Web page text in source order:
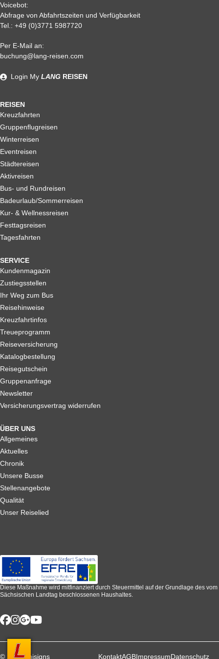
Alle weiteren Stronierungsbedingungen entnehmen Sie bitte
unseren AGB. Wir empfehlen Ihnen den Abschluss einer
Reiserücktrittskostenversicherung
Voicebot:
Abfrage von Abfahrtszeiten und Verfügbarkeit
Tel.: +49 (0)3771 5987720
Per E-Mail an:
buchung@lang-reisen.com
REISEN
Kreuzfahrten
Gruppenflugreisen
Winterreisen
Eventreisen
Städtereisen
Aktivreisen
Bus- und Rundreisen
Badeurlaub/Sommerreisen
Kur- & Wellnessreisen
Festtagsreisen
Tagesfahrten
SERVICE
Kundenmagazin
Zustiegsstellen
Ihr Weg zum Bus
Reisehinweise
Kreuzfahrtinfos
Treueprogramm
Reiseversicherung
Katalogbestellung
Reisegutschein
Gruppenanfrage
Newsletter
Versicherungsvertrag widerrufen
ÜBER UNS
Allgemeines
Aktuelles
Chronik
Unsere Busse
Stellenangebote
Qualität
Unser Reiselied
Login My LANG REISEN
Diese Maßnahme wird mitfinanziert durch Steuermittel auf der Grundlage des vom
Sächsischen Landtag beschlossenen Haushaltes.
© 2026 unisigns KontaktAGBImpressumDatenschutz